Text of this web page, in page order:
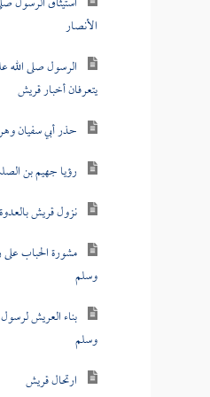
الأنصار
الرسول صلى الله
يتعرفان أخبار قريش
حذر أبي سفيان
رؤيا جهيم بن
نزول قريش
مشورة الحباب على
وسلم
بناء العريش
وسلم
ارتحال قريش